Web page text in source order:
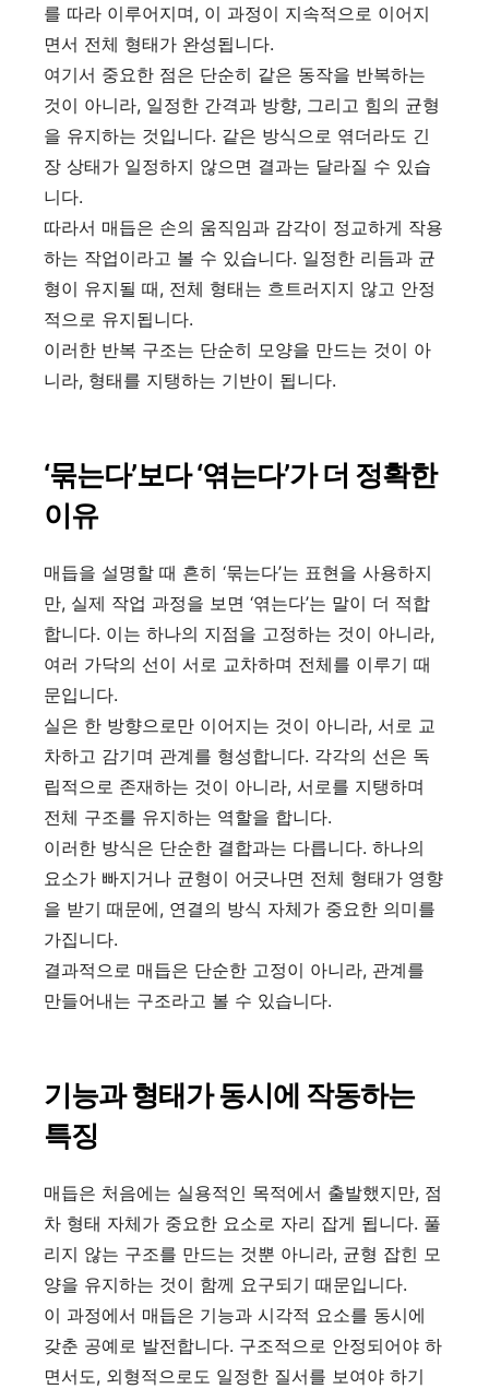
를 따라 이루어지며, 이 과정이 지속적으로 이어지
면서 전체 형태가 완성됩니다.
여기서 중요한 점은 단순히 같은 동작을 반복하는
것이 아니라, 일정한 간격과 방향, 그리고 힘의 균형
을 유지하는 것입니다. 같은 방식으로 엮더라도 긴
장 상태가 일정하지 않으면 결과는 달라질 수 있습
니다.
따라서 매듭은 손의 움직임과 감각이 정교하게 작용
하는 작업이라고 볼 수 있습니다. 일정한 리듬과 균
형이 유지될 때, 전체 형태는 흐트러지지 않고 안정
적으로 유지됩니다.
이러한 반복 구조는 단순히 모양을 만드는 것이 아
니라, 형태를 지탱하는 기반이 됩니다.
‘묶는다’보다 ‘엮는다’가 더 정확한
이유
매듭을 설명할 때 흔히 ‘묶는다’는 표현을 사용하지
만, 실제 작업 과정을 보면 ‘엮는다’는 말이 더 적합
합니다. 이는 하나의 지점을 고정하는 것이 아니라,
여러 가닥의 선이 서로 교차하며 전체를 이루기 때
문입니다.
실은 한 방향으로만 이어지는 것이 아니라, 서로 교
차하고 감기며 관계를 형성합니다. 각각의 선은 독
립적으로 존재하는 것이 아니라, 서로를 지탱하며
전체 구조를 유지하는 역할을 합니다.
이러한 방식은 단순한 결합과는 다릅니다. 하나의
요소가 빠지거나 균형이 어긋나면 전체 형태가 영향
을 받기 때문에, 연결의 방식 자체가 중요한 의미를
가집니다.
결과적으로 매듭은 단순한 고정이 아니라, 관계를
만들어내는 구조라고 볼 수 있습니다.
기능과 형태가 동시에 작동하는
특징
매듭은 처음에는 실용적인 목적에서 출발했지만, 점
차 형태 자체가 중요한 요소로 자리 잡게 됩니다. 풀
리지 않는 구조를 만드는 것뿐 아니라, 균형 잡힌 모
양을 유지하는 것이 함께 요구되기 때문입니다.
이 과정에서 매듭은 기능과 시각적 요소를 동시에
갖춘 공예로 발전합니다. 구조적으로 안정되어야 하
면서도, 외형적으로도 일정한 질서를 보여야 하기